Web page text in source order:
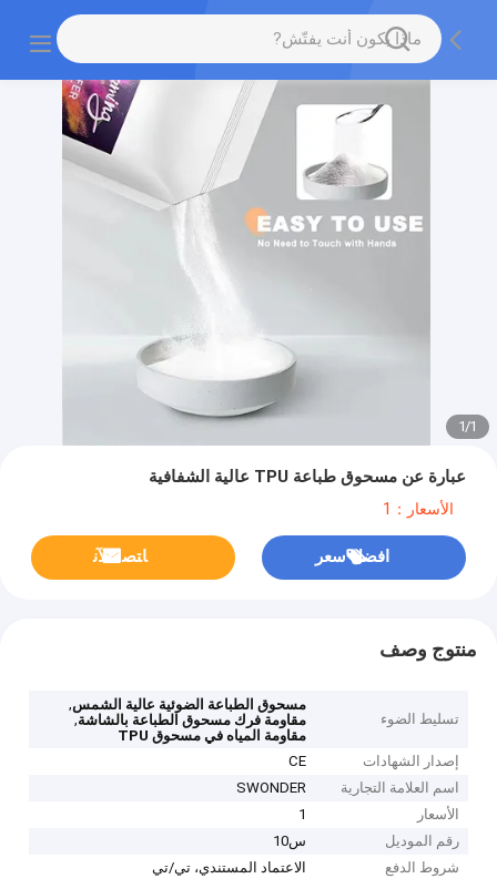
1
/
1
عبارة عن مسحوق طباعة TPU عالية الشفافية
الأسعار：1
افضل سعر ﺎﺘﺼﻟ ﺍﻶﻧ
منتوج وصف
تسليط الضوء
مسحوق الطباعة الضوئية عالية الشمس,
مقاومة فرك مسحوق الطباعة بالشاشة,
مقاومة المياه في مسحوق TPU
إصدار الشهادات
CE
اسم العلامة التجارية
SWONDER
الأسعار
1
رقم الموديل
س10
شروط الدفع
الاعتماد المستندي، تي/تي